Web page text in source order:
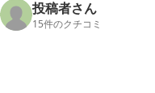
投稿者さん
15件のクチコミ